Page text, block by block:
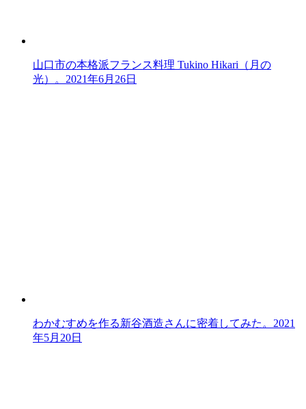
山口市の本格派フランス料理 Tukino Hikari（月の
光）。 2021年6月26日
わかむすめを作る新谷酒造さんに密着してみた。 2021
年5月20日